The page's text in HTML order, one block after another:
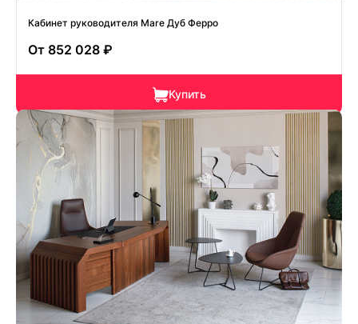
Кабинет руководителя Mare Дуб Ферро
От 852 028 ₽
Купить